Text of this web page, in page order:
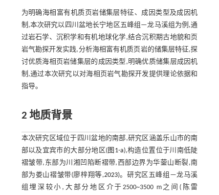
为明确海相富有机质页岩储集层特征、成因类型及成因机
制,本次研究以四川盆地长宁地区五峰组—龙马溪组为例,通
过岩石学、沉积学和有机地球化学,结合沉积期古地貌和页
岩气勘探开发实践,分析海相富有机质页岩的储集层特征,探
讨优质海相页岩储集层的成因类型,明确优质储集层成因机
制,通过本次研究以对海相页岩气勘探开发提供理论依据和
指导。
2 地质背景
本次研究区域位于四川盆地的南部,研究区涵盖乐山市的南
部以及宜宾市的大部分地区(图1-a),构造位置位于川南低陡
褶皱带,东部为川湘凹陷断褶带,西部边界为华蓥山断裂,南
部为娄山褶皱带(廖梓翔等,2023)。研究区五峰组—龙马溪
组埋深较小,大部分地区介于2500~3500 m之间(陈雷